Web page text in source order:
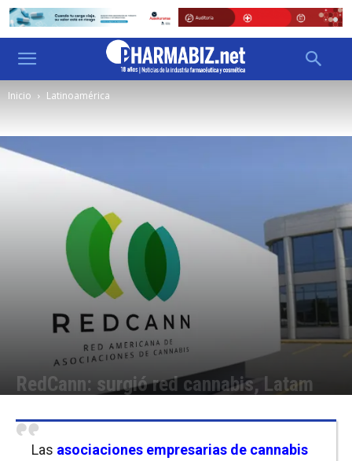
Inicio Latinoamérica
RedCann: surgió red cannabis, Latam
Las asociaciones empresarias de cannabis